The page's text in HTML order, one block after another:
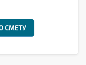
СМЕТУ